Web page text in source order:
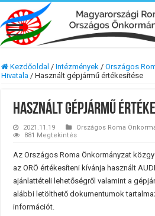
Kezdőoldal / Intézmények / Országos
Hivatala / Használt gépjármű értékesítése
Használt gépjármű
2021.11.19
Országos Roma
881 Megtekintés
Az Országos Roma Önkormányzat
az ORÖ értékesíteni kívánja használt
ajánlattételi lehetőségről valamint a
alábbi letölthető dokumentumok
információt.